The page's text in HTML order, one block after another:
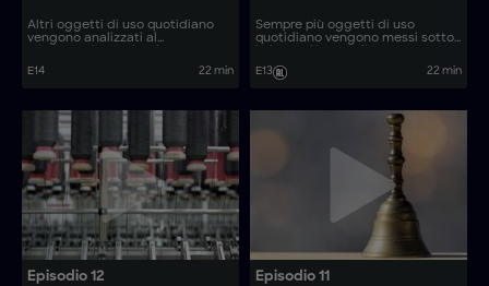
Altri oggetti di uso quotidiano
vengono analizzati al
vengono prodotti. Come si
realizzano articoli come le
E14 22 min
Sempre più oggetti di uso
quotidiano vengono messi sotto
rivelando il loro processo di
produzione. Come vengono
E13 22 min
Episodio 12 Episodio 11